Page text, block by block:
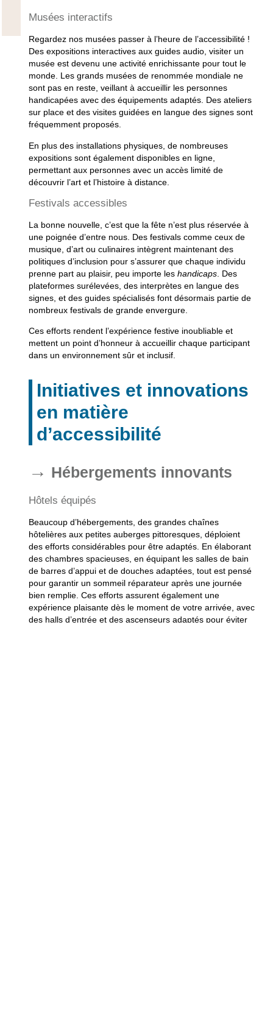
Musées interactifs
Regardez nos musées passer à l’heure de l’accessibilité !
Des expositions interactives aux guides audio, visiter un
musée est devenu une activité enrichissante pour tout le
monde. Les grands musées de renommée mondiale ne
sont pas en reste, veillant à accueillir les personnes
handicapéesavec des équipements adaptés. Des ateliers
sur place et des visites guidées en langue des signes sont
fréquemment proposés.
En plus des installations physiques, de nombreuses
expositions sont également disponibles en ligne,
permettant aux personnes avec un accès limité de
découvrir l’art et l’histoire à distance.
Festivals accessibles
La bonne nouvelle, c’est que la fête n’est plus réservée à
une poignée d’entre nous. Des festivalscomme ceux de
musique, d’art ou culinaires intègrent maintenant des
politiques d’inclusion pour s’assurer que chaque individu
prenne part au plaisir, peu importe les handicaps. Des
plateformes surélevées, des interprètes en langue des
signes, et des guides spécialisés font désormais partie de
nombreux festivals de grande envergure.
Ces efforts rendent l’expérience festive inoubliable et
mettent un point d’honneur à accueillir chaque participant
dans un environnement sûr et inclusif.
Initiatives et innovations
en matière
d’accessibilité
Hébergements innovants
Hôtels équipés
Beaucoup d’hébergements, des grandes chaînes
hôtelières aux petites auberges pittoresques, déploient
des efforts considérables pour être adaptés. En élaborant
des chambres spacieuses, en équipant les salles de bain
de barres d’appui et de douches adaptées, tout est pensé
pour garantir un sommeil réparateuraprès une journée
bien remplie. Ces efforts assurent également une
expérience plaisante dès le moment de votre arrivée, avec
des halls d’entrée et des ascenseurs adaptés pour éviter